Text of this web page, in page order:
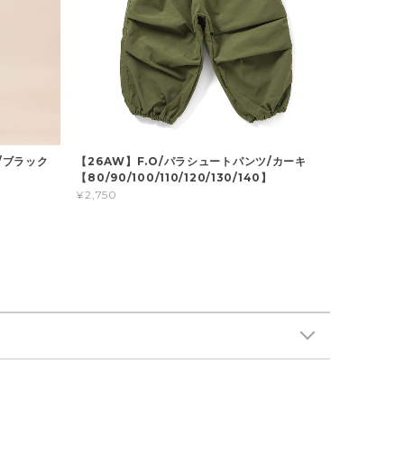
ラック
【26AW】F.O/パラシュートパンツ/カーキ
【80/90/100/110/120/130/140】
¥2,750